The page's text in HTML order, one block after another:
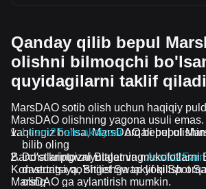
Qanday qilib bepul
olishni bilmoqchi
quyidagilarni taklif
MarsDAO sotib olish uchun haqiqiy
MarsDAO olishning yagona usuli
vaqtingiz bo'lsa, MarsDAO bepul
Learn2Earn aksiyasiorqali bepul
bilib oling
Do'stlaringizni Bitgetning
dasturiga qo'shilishga taklif qilish
oling
Barcha kriptovalyutalar va mukofotlarni
Konvertatsiya, Bitget Swap yoki Spot
MarsDAO ga aylantirish mumkin.